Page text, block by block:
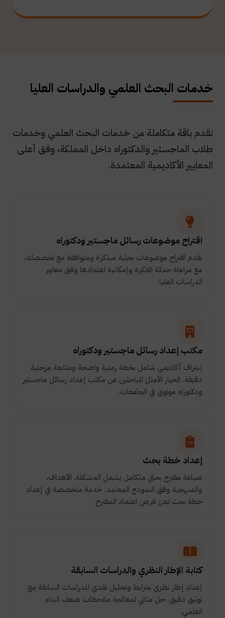
خدمات البحث العلمي والدراسات العليا
نقدم باقة متكاملة من خدمات البحث العلمي وخدمات
طلاب الماجستير والدكتوراه داخل المملكة، وفق أعلى
المعايير الأكاديمية المعتمدة.
اقتراح موضوعات رسائل ماجستير ودكتوراه
نقدم اقتراح موضوعات بحثية مبتكرة ومتوافقة مع تخصصك،
مع مراعاة حداثة الفكرة وإمكانية اعتمادها وفق معايير
الدراسات العليا.
مكتب إعداد رسائل ماجستير ودكتوراه
إشراف أكاديمي شامل بخطة زمنية واضحة ومتابعة مرحلية
دقيقة. الخيار الأمثل للباحثين عن مكتب إعداد رسائل ماجستير
ودكتوراه موثوق في الجامعات.
إعداد خطة بحث
صياغة مقترح بحثي متكامل يشمل المشكلة، الأهداف،
والمنهجية وفق النموذج المعتمد. خدمة متخصصة في إعداد
خطة بحث تعزز فرص اعتماد المقترح.
كتابة الإطار النظري والدراسات السابقة
إعداد إطار نظري مترابط وتحليل نقدي للدراسات السابقة مع
توثيق دقيق. حل مثالي لمعالجة ملاحظات ضعف البناء
العلمي.